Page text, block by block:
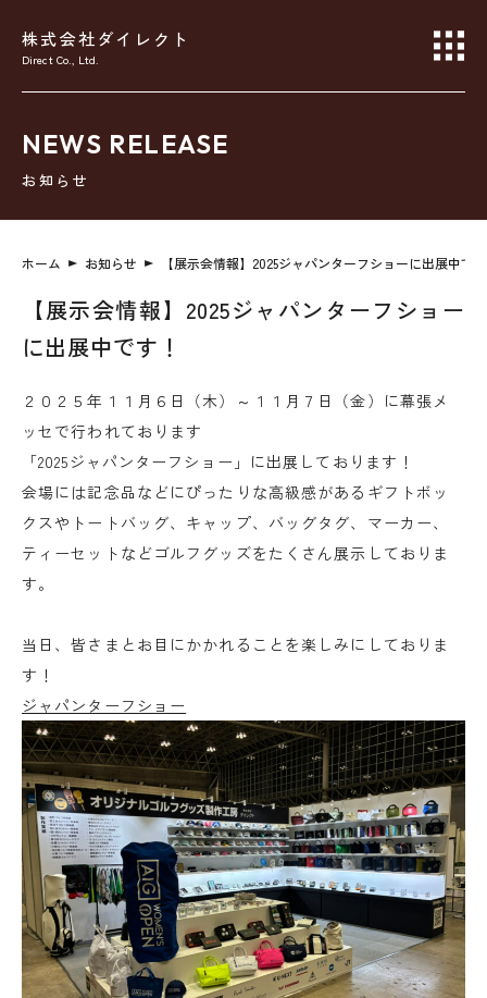
株式会社ダイレクト
Direct Co., Ltd.
NEWS RELEASE
お知らせ
ホーム お知らせ 【展示会情報】2025ジャパンターフショーに出展中で
【展示会情報】2025ジャパンターフショー
に出展中です！
２０２５年１１月６日（木）～１１月７日（金）に幕張メ
ッセで行われております
「2025ジャパンターフショー」に出展しております！
会場には記念品などにぴったりな高級感があるギフトボッ
クスやトートバッグ、キャップ、バッグタグ、マーカー、
ティーセットなどゴルフグッズをたくさん展示しておりま
す。
当日、皆さまとお目にかかれることを楽しみにしておりま
す！
ジャパンターフショー